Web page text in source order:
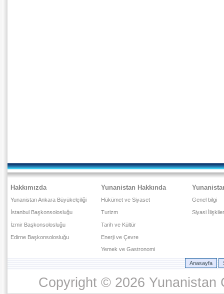
Hakkımızda
Yunanistan Ankara Büyükelçiliği
İstanbul Başkonsolosluğu
İzmir Başkonsolosluğu
Edirne Başkonsolosluğu
Yunanistan Hakkında
Hükümet ve Siyaset
Turizm
Tarih ve Kültür
Enerji ve Çevre
Yemek ve Gastronomi
Genel bilgi
Siyasi İlişkiler
Anasayfa
Copyright © 2026 Yunanistan